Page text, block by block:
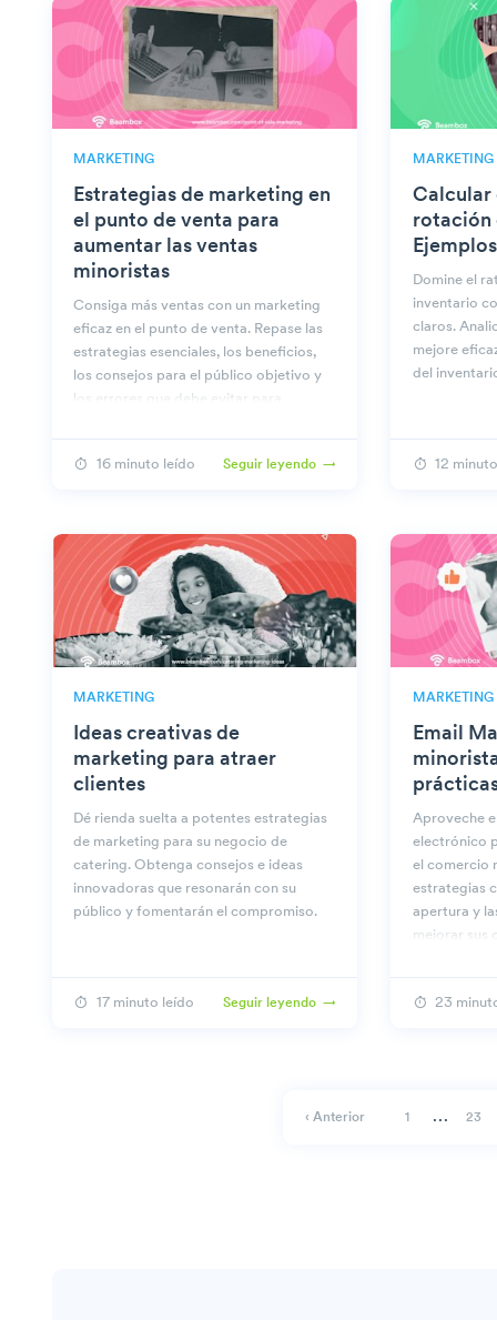
MARKETING
Estrategias de marketing en
el punto de venta para
aumentar las ventas
minoristas
Consiga más ventas con un marketing
eficaz en el punto de venta. Repase las
estrategias esenciales, los beneficios,
los consejos para el público objetivo y
los errores que debe evitar para
16 minuto leído Seguir leyendo
MARKETING
Calcular
rotación
Domine el
inventario
claros.
mejore
del
12
MARKETING
Ideas creativas de
marketing para atraer
clientes
Dé rienda suelta a potentes estrategias
de marketing para su negocio de
catering. Obtenga consejos e ideas
innovadoras que resonarán con su
público y fomentarán el compromiso.
17 minuto leído Seguir leyendo
MARKETING
Email
Aproveche
electrónico
el comercio
estrategias
apertura y
mejorar sus
23
‹ Anterior 1 … 23